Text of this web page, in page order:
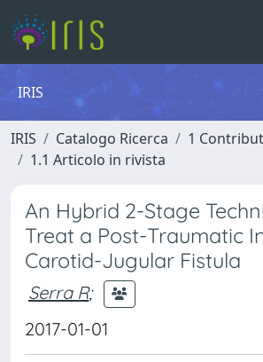
IRIS
IRIS Catalogo Ricerca
1
1.1 Articolo in rivista
An Hybrid 2-Stage
Treat a Post-Traumatic
Carotid-Jugular Fistula
Serra R;
2017-01-01